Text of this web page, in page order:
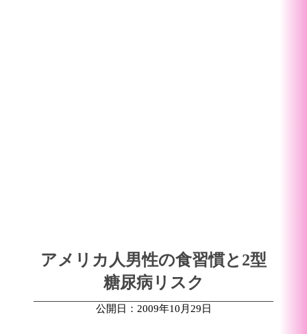
アメリカ人男性の食習慣と2型
糖尿病リスク
公開日：2009年10月29日